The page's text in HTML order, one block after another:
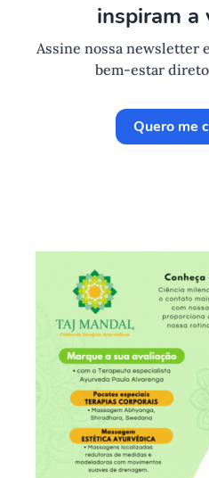
inspiram a
Assine nossa newsletter
bem-estar
Quero me